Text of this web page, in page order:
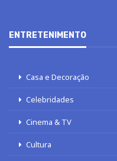
ENTRETENIMENTO
Casa e Decoração
Celebridades
Cinema & TV
Cultura